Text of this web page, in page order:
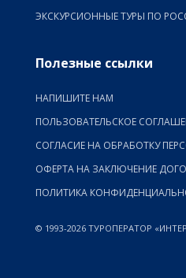
ЭКСКУРСИОННЫЕ ТУРЫ ПО
Полезные ссылки
НАПИШИТЕ НАМ
ПОЛЬЗОВАТЕЛЬСКОЕ
СОГЛАСИЕ НА ОБРАБОТКУ
ОФЕРТА НА ЗАКЛЮЧЕНИЕ
ПОЛИТИКА
© 1993-2026 ТУРОПЕРАТОР